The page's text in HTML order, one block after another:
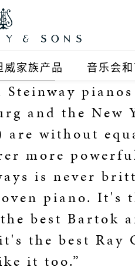
威家族产品
威钢琴
顿钢琴
钢琴
克斯钢琴
音乐会
Steinway
and the New
are without
more
is never
piano. It's
best Bartok
the best Ray
it too.”